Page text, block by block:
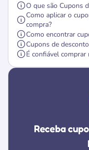
O que são Cupons
Como aplicar o
compra?
Como encontrar
Cupons de
É confiável
Receba